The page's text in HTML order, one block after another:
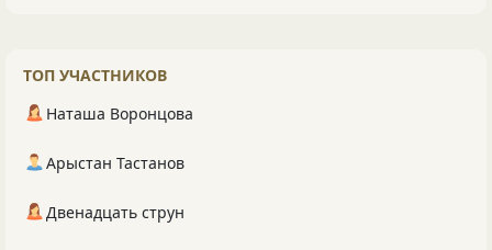
ТОП УЧАСТНИКОВ
Наташа Воронцова
Арыстан Тастанов
Двенадцать струн